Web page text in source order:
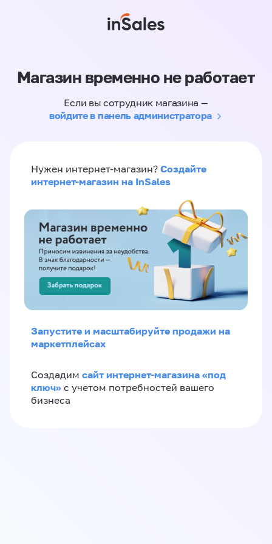
Магазин временно не работает
Если вы сотрудник магазина —
войдите в панель администратора
Нужен интернет-магазин? Создайте
интернет-магазин на InSales
Запустите и масштабируйте продажи на
маркетплейсах
Создадим сайт интернет-магазина «под
ключ» с учетом потребностей вашего
бизнеса